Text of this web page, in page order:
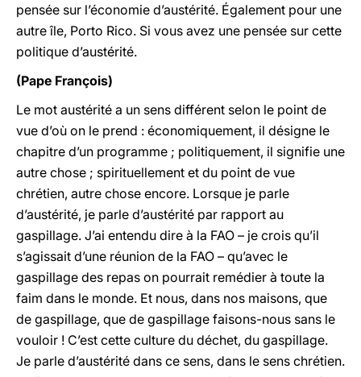
pensée sur l’économie d’austérité. Également pour une
autre île, Porto Rico. Si vous avez une pensée sur cette
politique d’austérité.
(Pape François)
Le mot austérité a un sens différent selon le point de
vue d’où on le prend : économiquement, il désigne le
chapitre d’un programme ; politiquement, il signifie une
autre chose ; spirituellement et du point de vue
chrétien, autre chose encore. Lorsque je parle
d’austérité, je parle d’austérité par rapport au
gaspillage. J’ai entendu dire à la FAO – je crois qu’il
s’agissait d’une réunion de la FAO – qu’avec le
gaspillage des repas on pourrait remédier à toute la
faim dans le monde. Et nous, dans nos maisons, que
de gaspillage, que de gaspillage faisons-nous sans le
vouloir ! C’est cette culture du déchet, du gaspillage.
Je parle d’austérité dans ce sens, dans le sens chrétien.